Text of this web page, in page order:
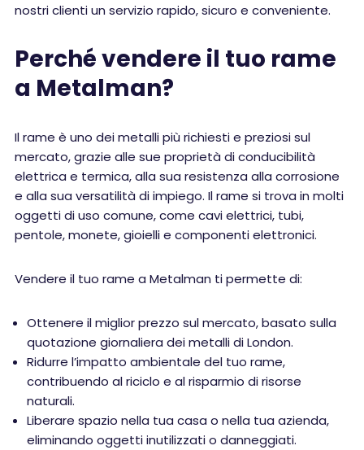
nostri clienti un servizio rapido, sicuro e conveniente.
Perché vendere il tuo rame
a Metalman?
Il rame è uno dei metalli più richiesti e preziosi sul
mercato, grazie alle sue proprietà di conducibilità
elettrica e termica, alla sua resistenza alla corrosione
e alla sua versatilità di impiego. Il rame si trova in molti
oggetti di uso comune, come cavi elettrici, tubi,
pentole, monete, gioielli e componenti elettronici.
Vendere il tuo rame a Metalman ti permette di:
Ottenere il miglior prezzo sul mercato, basato sulla
quotazione giornaliera dei metalli di London.
Ridurre l’impatto ambientale del tuo rame,
contribuendo al riciclo e al risparmio di risorse
naturali.
Liberare spazio nella tua casa o nella tua azienda,
eliminando oggetti inutilizzati o danneggiati.